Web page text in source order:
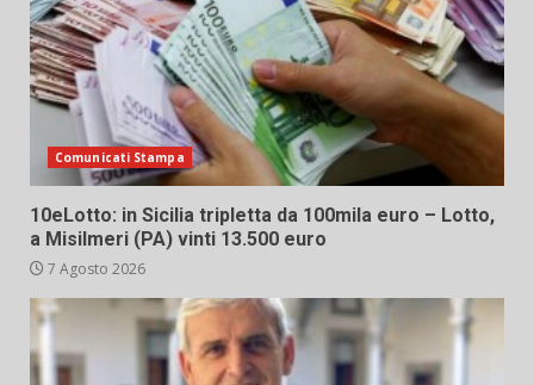
Comunicati Stampa
10eLotto: in Sicilia tripletta da 100mila euro – Lotto,
a Misilmeri (PA) vinti 13.500 euro
7 Agosto 2026